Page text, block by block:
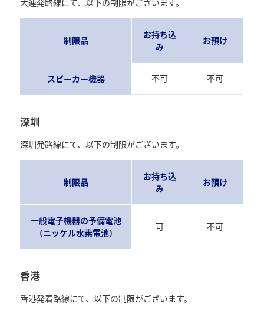
大連発路線にて、以下の制限がございます。
制限品
お持ち込
み
お預け
スピーカー機器 不可 不可
深圳
深圳発路線にて、以下の制限がございます。
制限品
お持ち込
み
お預け
一般電子機器の予備電池
（ニッケル水素電池）
可 不可
香港
香港発着路線にて、以下の制限がございます。